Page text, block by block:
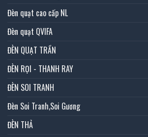
Đèn quạt cao cấp NL
Đèn quạt QVIFA
ĐÈN QUẠT TRẦN
ĐÈN RỌI - THANH RAY
ĐÈN SOI TRANH
Đèn Soi Tranh,Soi Gương
ĐÈN THẢ